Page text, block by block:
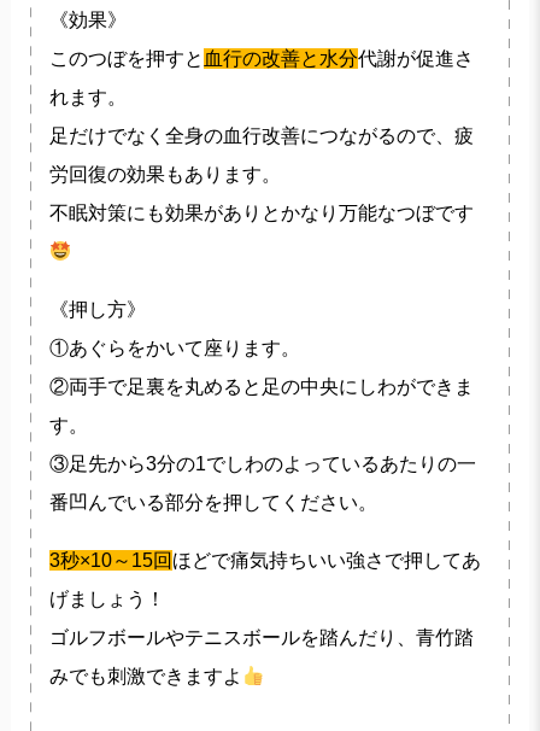
《効果》
このつぼを押すと 血行の改善と水分代謝が促進さ
れます。
足だけでなく全身の血行改善につながるので、疲
労回復の効果もあります。
不眠対策にも効果がありとかなり万能なつぼです
《押し方》
①あぐらをかいて座ります。
②両手で足裏を丸めると足の中央にしわができま
す。
③足先から3分の1でしわのよっているあたりの一
番凹んでいる部分を押してください。
3秒×10～15回 ほどで痛気持ちいい強さで押してあ
げましょう！
ゴルフボールやテニスボールを踏んだり、青竹踏
みでも刺激できますよ